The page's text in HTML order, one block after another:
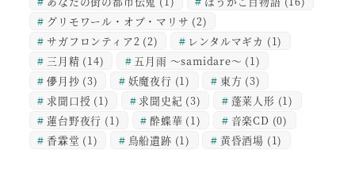
グリモワール・オブ・マリサ (2)
サガフロンティア2 (2) レンタルマギカ (1)
三月精 (14) 五月雨 ～samidare～ (1)
儚月抄 (3) 妖魔夜行 (1) 東方 (3)
求聞口授 (1) 求聞史紀 (3) 蓬莱人形 (1)
蓮台野夜行 (1) 酔蝶華 (1) 音楽CD (0)
香霖堂 (1) 鳥船遺跡 (1) 黄昏酒場 (1)